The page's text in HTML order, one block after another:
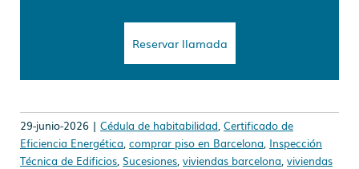
Reservar llamada
29-junio-2026 | Cédula de habitabilidad Certificado de
Eficiencia Energética comprar piso en Barcelona Inspección
Técnica de Edificios Sucesiones viviendas barcelona viviendas